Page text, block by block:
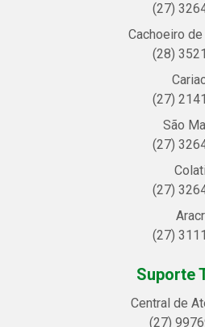
(27)
Cachoeiro
(28)
(27)
São
(27)
(27)
(27)
Suporte
Central de
(27)